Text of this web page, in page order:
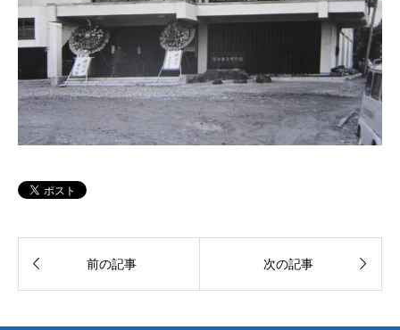
 前の記事 次の記事 